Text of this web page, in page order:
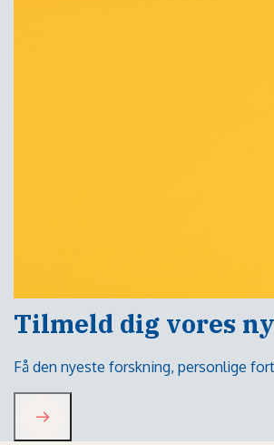
Tilmeld dig vores
Få den nyeste forskning, personlige